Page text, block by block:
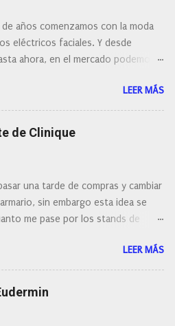
de años comenzamos con la moda
eléctricos faciales. Y desde
ahora, en el mercado podemos
características, a pilas, a batería,
o de oscilación... y
de todos los precios. Existe en la
variedad, que antes de hacer la
de hacernos unas preguntas:
dar mi opinión de porque elegí mi
Clinique
LEER MÁS
de Clinique
una tarde de compras y cambiar
sin embargo esta idea se
me pase por los stands de
esta paleta de colores de Clinique.
LEER MÁS